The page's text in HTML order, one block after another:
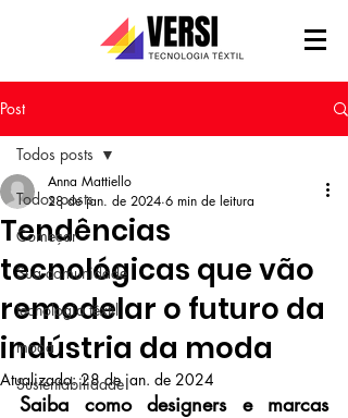
Post
Todos posts
Começar
Sua comunidade
tecnologia têxtil
moda
Sustentabilidade
Todos posts
Tendências
tecnológicas que vão
remodelar o futuro da
indústria da moda
Anna Mattiello
28 de jan. de 2024 6 min de leitura
Atualizado:28 de jan. de 2024
Saiba como designers e marcas